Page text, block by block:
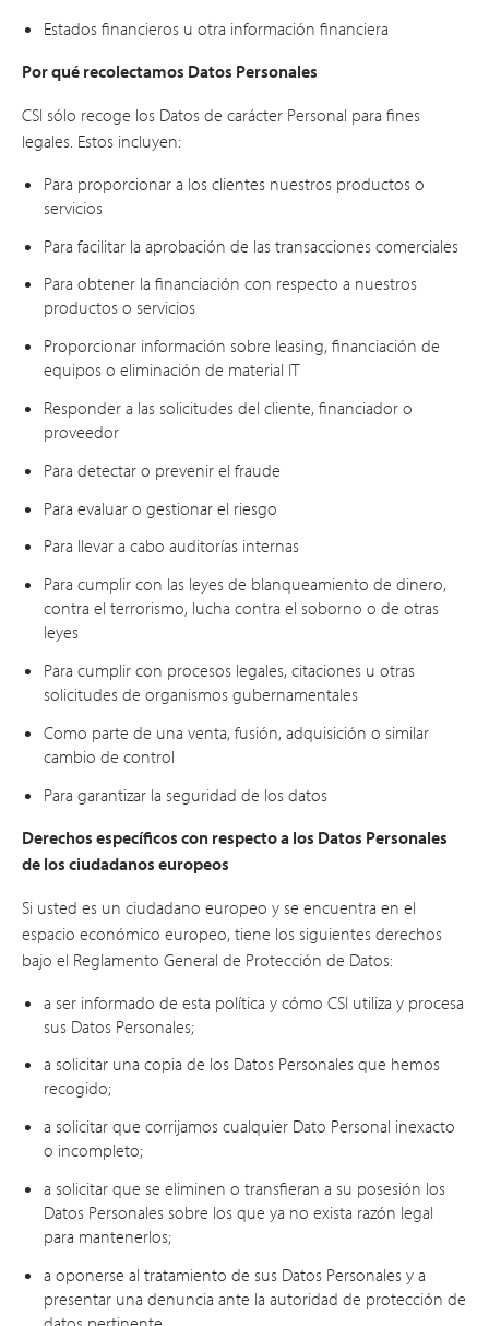
Estados financieros u otra información financiera
Por qué recolectamos Datos Personales
CSI sólo recoge los Datos de carácter Personal para fines
legales. Estos incluyen:
Para proporcionar a los clientes nuestros productos o
servicios
Para facilitar la aprobación de las transacciones comerciales
Para obtener la financiación con respecto a nuestros
productos o servicios
Proporcionar información sobre leasing, financiación de
equipos o eliminación de material IT
Responder a las solicitudes del cliente, financiador o
proveedor
Para detectar o prevenir el fraude
Para evaluar o gestionar el riesgo
Para llevar a cabo auditorías internas
Para cumplir con las leyes de blanqueamiento de dinero,
contra el terrorismo, lucha contra el soborno o de otras
leyes
Para cumplir con procesos legales, citaciones u otras
solicitudes de organismos gubernamentales
Como parte de una venta, fusión, adquisición o similar
cambio de control
Para garantizar la seguridad de los datos
Derechos específicos con respecto a los Datos Personales
de los ciudadanos europeos
Si usted es un ciudadano europeo y se encuentra en el
espacio económico europeo, tiene los siguientes derechos
bajo el Reglamento General de Protección de Datos:
a ser informado de esta política y cómo CSI utiliza y procesa
sus Datos Personales;
a solicitar una copia de los Datos Personales que hemos
recogido;
a solicitar que corrijamos cualquier Dato Personal inexacto
o incompleto;
a solicitar que se eliminen o transfieran a su posesión los
Datos Personales sobre los que ya no exista razón legal
para mantenerlos;
a oponerse al tratamiento de sus Datos Personales y a
presentar una denuncia ante la autoridad de protección de